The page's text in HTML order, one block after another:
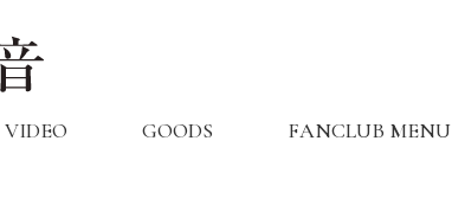
VIDEO GOODS FANCLUB MENU